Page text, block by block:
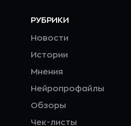
РУБРИКИ
Новости
Истории
Мнения
Нейропрофайлы
Обзоры
Чек-листы